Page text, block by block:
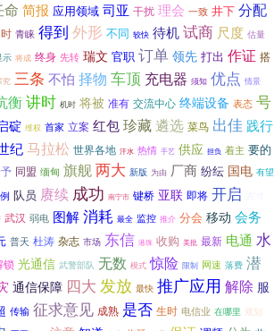
命 简报 应用领域 司亚 干扰 理会 一致 井下 分配
青睐 得到 外形 不同 较快 待机试商 尺度 估量
示 将成 终身 先转 瑞文 官职 订单 领先 打出 作证 搭
究 三条 不怕 择物 车顶 充电器 须知 优点 情景
衡讲时 机时 将被 准有 交流中心 终端设备 表态 号
碇 维权 首家 立案 红包珍藏遴选 菜鸟 出佳 践行
纪马拉松 世界各地 汗水 热情 手艺 供应 担负 着主 要的
同盟 缅甸 旗舰两大 新版 为由 厂商 纷纭 国电 有望
队员 赓续 成功 南宁市 键桥 亚联 即将 开启
武汉 弱电 图解消耗 最全 监控 推介 分会 移动 会务
普天 杜涛 杂志 市场 东信 港珠 收购 美批 最新 电通 水
锁 光通信 武警部队 无数 模式 惊险 限制 网速 落费 潜
通信保障 四大 发放 最快 推广应用 解除 服
传输 征求意见 成熟 是否 生时 电信业 在哪里 规划